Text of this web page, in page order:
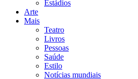
Estádios
Arte
Mais
Teatro
Livros
Pessoas
Saúde
Estilo
Notícias mundiais